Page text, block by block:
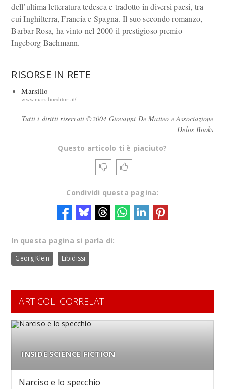
dell’ultima letteratura tedesca e tradotto in diversi paesi, tra
cui Inghilterra, Francia e Spagna. Il suo secondo romanzo,
Barbar Rosa, ha vinto nel 2000 il prestigioso premio
Ingeborg Bachmann.
RISORSE IN RETE
Marsilio
www.marsilioeditori.it/
Tutti i diritti riservati ©2004 Giovanni De Matteo e Associazione
Delos Books
Questo articolo ti è piaciuto?
Condividi questa pagina:
In questa pagina si parla di:
Georg Klein Libidissi
ARTICOLI CORRELATI
INSIDE SCIENCE FICTION
Narciso e lo specchio